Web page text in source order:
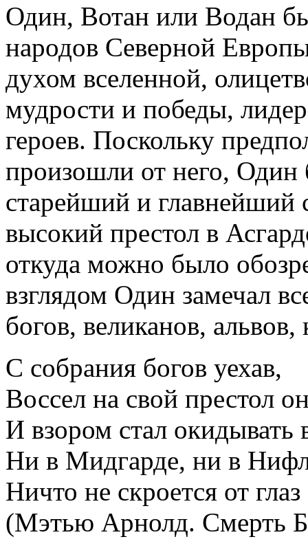
Один, Вотан или Водан
народов Северной
духом вселенной,
мудрости и победы,
героев. Поскольку
произошли от него, Один
старейший и главнейший
высокий престол в
откуда можно было
взглядом Один замечал
богов, великанов,
С собрания богов уехав,
Воссел на свой престол
И взором стал окидывать
Ни в Мидгарде, ни в
Ничто не скроется от
(Мэтью Арнолд. Смерть